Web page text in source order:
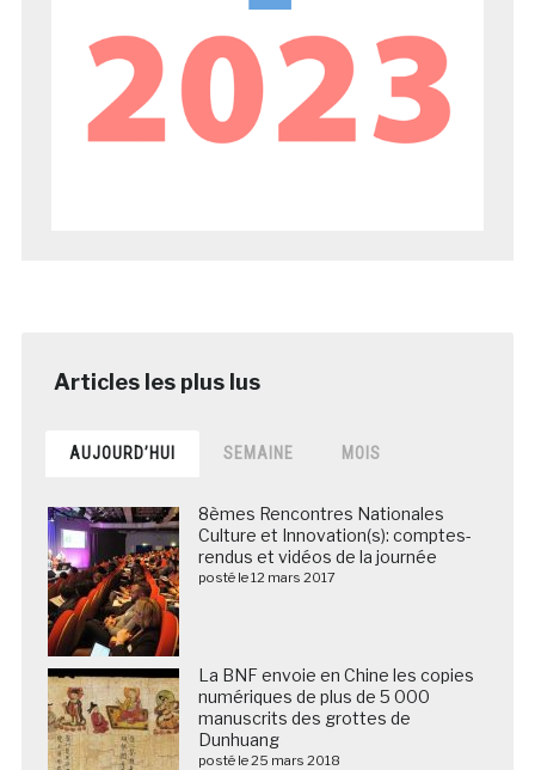
AUJOURD’HUI SEMAINE MOIS
8èmes Rencontres Nationales
Culture et Innovation(s): comptes-
rendus et vidéos de la journée
posté le 12 mars 2017
La BNF envoie en Chine les copies
numériques de plus de 5 000
manuscrits des grottes de
Dunhuang
posté le 25 mars 2018